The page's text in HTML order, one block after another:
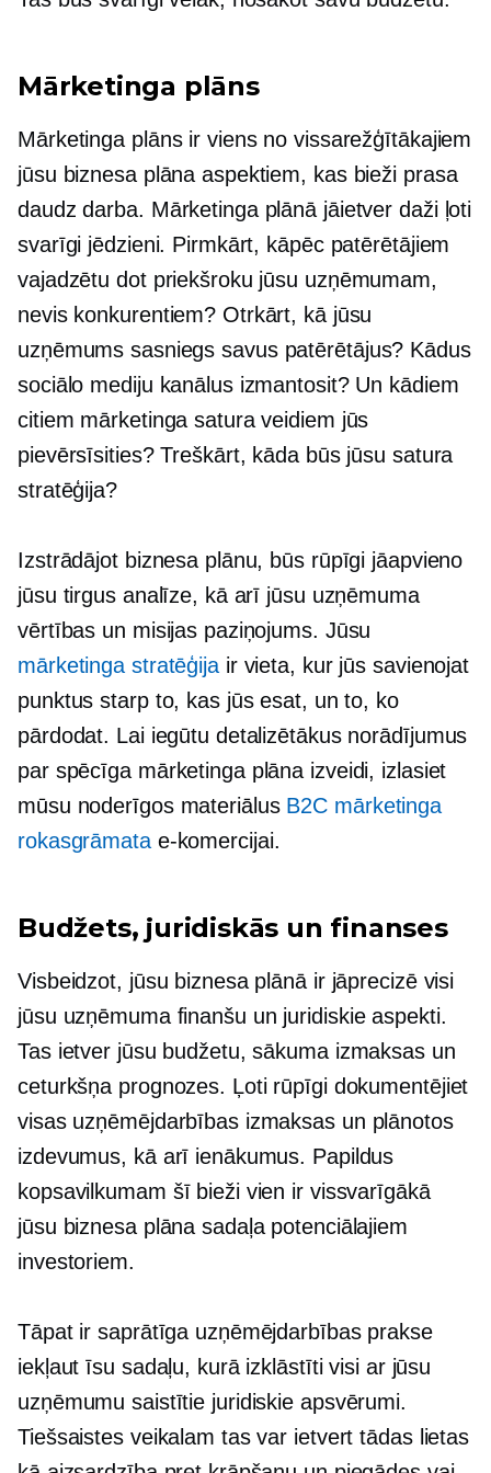
Mārketinga plāns
Mārketinga plāns ir viens no vissarežģītākajiem
jūsu biznesa plāna aspektiem, kas bieži prasa
daudz darba. Mārketinga plānā jāietver daži ļoti
svarīgi jēdzieni. Pirmkārt, kāpēc patērētājiem
vajadzētu dot priekšroku jūsu uzņēmumam,
nevis konkurentiem? Otrkārt, kā jūsu
uzņēmums sasniegs savus patērētājus? Kādus
sociālo mediju kanālus izmantosit? Un kādiem
citiem mārketinga satura veidiem jūs
pievērsīsities? Treškārt, kāda būs jūsu satura
stratēģija?
Izstrādājot biznesa plānu, būs rūpīgi jāapvieno
jūsu tirgus analīze, kā arī jūsu uzņēmuma
vērtības un misijas paziņojums. Jūsu
mārketinga stratēģijair vieta, kur jūs savienojat
punktus starp to, kas jūs esat, un to, ko
pārdodat. Lai iegūtu detalizētākus norādījumus
par spēcīga mārketinga plāna izveidi, izlasiet
mūsu noderīgos materiālus B2C mārketinga
rokasgrāmatae-komercijai.
Budžets, juridiskās un finanses
Visbeidzot, jūsu biznesa plānā ir jāprecizē visi
jūsu uzņēmuma finanšu un juridiskie aspekti.
Tas ietver jūsu budžetu, sākuma izmaksas un
ceturkšņa prognozes. Ļoti rūpīgi dokumentējiet
visas uzņēmējdarbības izmaksas un plānotos
izdevumus, kā arī ienākumus. Papildus
kopsavilkumam šī bieži vien ir vissvarīgākā
jūsu biznesa plāna sadaļa potenciālajiem
investoriem.
Tāpat ir saprātīga uzņēmējdarbības prakse
iekļaut īsu sadaļu, kurā izklāstīti visi ar jūsu
uzņēmumu saistītie juridiskie apsvērumi.
Tiešsaistes veikalam tas var ietvert tādas lietas